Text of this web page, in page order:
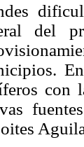
del
con